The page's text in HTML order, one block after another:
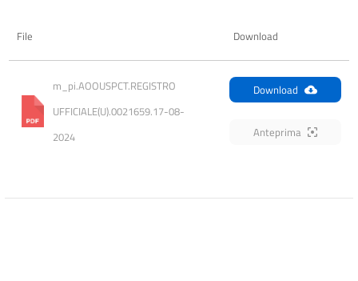
File Download
m_pi.AOOUSPCT.REGISTRO
UFFICIALE(U).0021659.17-08-
2024
Download
Anteprima